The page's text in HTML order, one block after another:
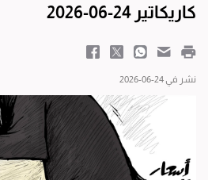
كاريكاتير 24-06-2026
نشر في 24-06-2026